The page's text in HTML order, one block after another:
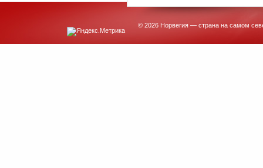
© 2026 Норвегия — страна на самом